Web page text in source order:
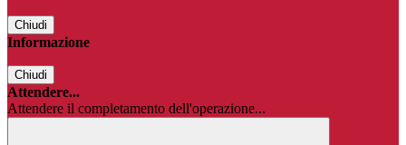
Chiudi
Informazione
Chiudi
Attendere...
Attendere il completamento dell'operazione...